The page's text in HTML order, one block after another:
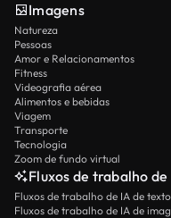
Imagens
Natureza
Pessoas
Amor e Relacionamentos
Fitness
Videografia aérea
Alimentos e bebidas
Viagem
Transporte
Tecnologia
Zoom de fundo virtual
Fluxos de trabalho de
Fluxos de trabalho de IA de
Fluxos de trabalho de IA de